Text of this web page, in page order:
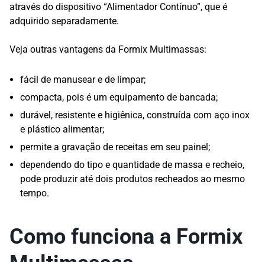
através do dispositivo “Alimentador Contínuo”, que é
adquirido separadamente.
Veja outras vantagens da Formix Multimassas:
fácil de manusear e de limpar;
compacta, pois é um equipamento de bancada;
durável, resistente e higiênica, construída com aço inox
e plástico alimentar;
permite a gravação de receitas em seu painel;
dependendo do tipo e quantidade de massa e recheio,
pode produzir até dois produtos recheados ao mesmo
tempo.
Como funciona a Formix